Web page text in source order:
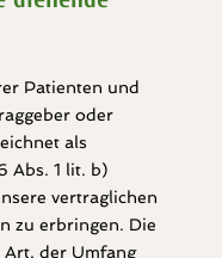
Patienten und
oder
als
Abs. 1 lit. b)
vertraglichen
zu erbringen. Die
der Umfang